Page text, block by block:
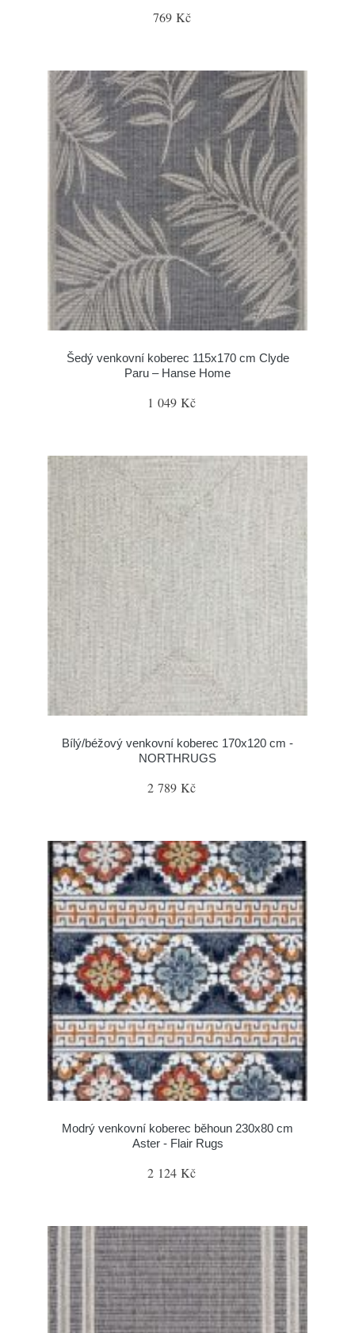
769 Kč
Šedý venkovní koberec 115x170 cm Clyde
Paru – Hanse Home
1 049 Kč
Bílý/béžový venkovní koberec 170x120 cm -
NORTHRUGS
2 789 Kč
Modrý venkovní koberec běhoun 230x80 cm
Aster - Flair Rugs
2 124 Kč